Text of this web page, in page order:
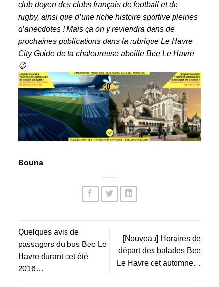
club doyen des clubs français de football et de
rugby, ainsi que d’une riche histoire sportive pleines
d’anecdotes ! Mais ça on y reviendra dans de
prochaines publicationsdans la rubriqueLe Havre
City Guide de ta chaleureuse abeille Bee Le Havre
😉
Bouna
Quelques avis de
passagers du bus Bee Le
Havre durant cet été
2016…
[Nouveau] Horaires de
départ des balades Bee
Le Havre cet automne…